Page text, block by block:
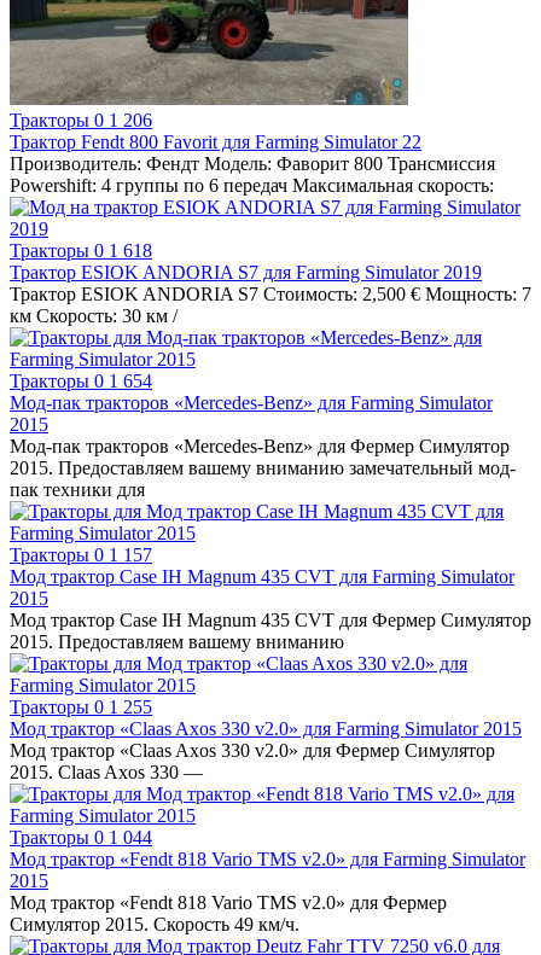
Тракторы 0 1 206
Трактор Fendt 800 Favorit для Farming Simulator 22
Производитель: Фендт Модель: Фаворит 800 Трансмиссия
Powershift: 4 группы по 6 передач Максимальная скорость:
Тракторы 0 1 618
Трактор ESIOK ANDORIA S7 для Farming Simulator 2019
Трактор ESIOK ANDORIA S7 Стоимость: 2,500 € Мощность: 7
км Скорость: 30 км /
Тракторы 0 1 654
Мод-пак тракторов «Mercedes-Benz» для Farming Simulator
2015
Мод-пак тракторов «Mercedes-Benz» для Фермер Симулятор
2015. Предоставляем вашему вниманию замечательный мод-
пак техники для
Тракторы 0 1 157
Мод трактор Case IH Magnum 435 CVT для Farming Simulator
2015
Мод трактор Case IH Magnum 435 CVT для Фермер Симулятор
2015. Предоставляем вашему вниманию
Тракторы 0 1 255
Мод трактор «Claas Axos 330 v2.0» для Farming Simulator 2015
Мод трактор «Claas Axos 330 v2.0» для Фермер Симулятор
2015. Claas Axos 330 —
Тракторы 0 1 044
Мод трактор «Fendt 818 Vario TMS v2.0» для Farming Simulator
2015
Мод трактор «Fendt 818 Vario TMS v2.0» для Фермер
Симулятор 2015. Скорость 49 км/ч.